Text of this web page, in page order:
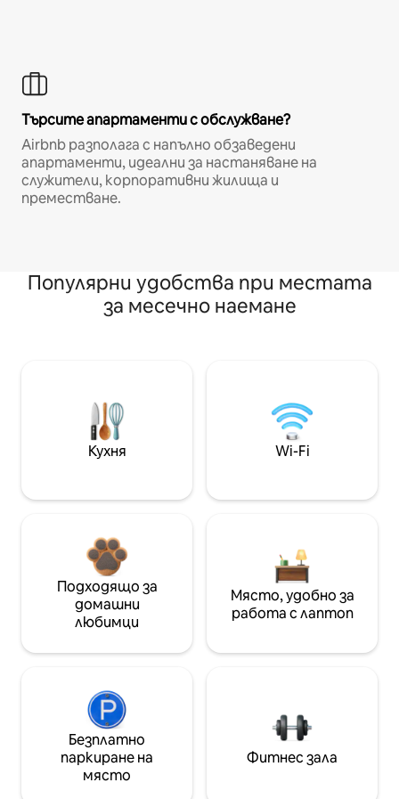
Търсите апартаменти с обслужване?
Airbnb разполага с напълно обзаведени
апартаменти, идеални за настаняване на
служители, корпоративни жилища и
преместване.
Популярни удобства при местата
за месечно наемане
Кухня Wi-Fi
Подходящо за
домашни
любимци
Място, удобно за
работа с лаптоп
Безплатно
паркиране на
място
Фитнес зала